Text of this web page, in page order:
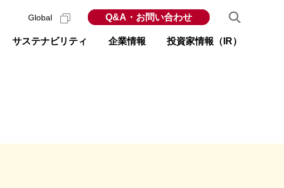
サステナビリティ 企業情報 投資家情報（IR）
Global Q&A・お問い合わせ